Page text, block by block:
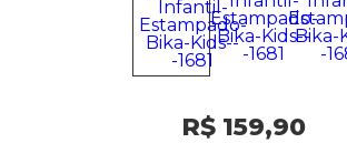
R$ 159,90